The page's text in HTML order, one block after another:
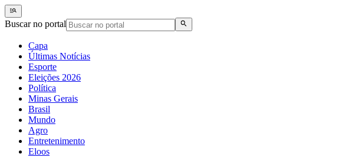
Buscar no portal
Capa
Últimas Notícias
Esporte
Eleições 2026
Política
Minas Gerais
Brasil
Mundo
Agro
Entretenimento
Eloos